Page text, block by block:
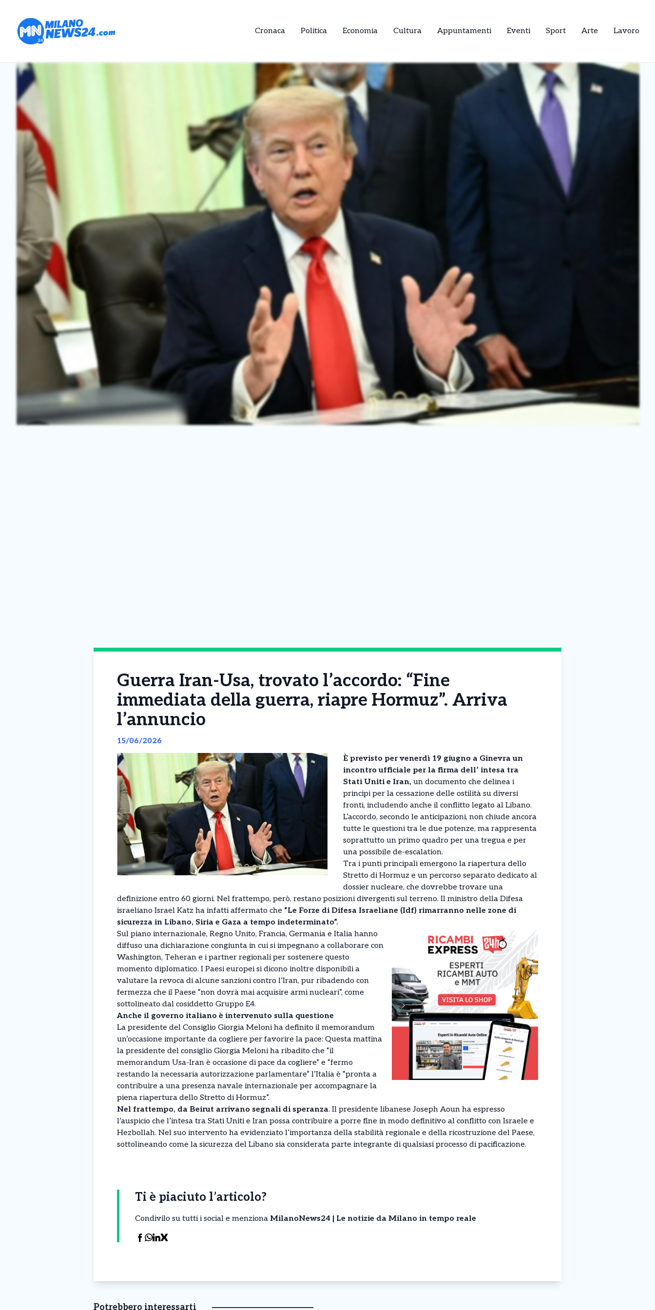
Cronaca Politica Economia Cultura Appuntamenti Eventi Sport Arte Lavoro
Guerra Iran-Usa, trovato l’accordo: “Fine
immediata della guerra, riapre Hormuz”. Arriva
l’annuncio
15/06/2026
È previsto per venerdì 19 giugno a Ginevra un
incontro ufficiale per la firma dell’ intesa tra
Stati Uniti e Iran, un documento che delinea i
principi per la cessazione delle ostilità su diversi
fronti, includendo anche il conflitto legato al Libano.
L’accordo, secondo le anticipazioni, non chiude ancora
tutte le questioni tra le due potenze, ma rappresenta
soprattutto un primo quadro per una tregua e per
una possibile de-escalation.
Tra i punti principali emergono la riapertura dello
Stretto di Hormuz e un percorso separato dedicato al
dossier nucleare, che dovrebbe trovare una
definizione entro 60 giorni. Nel frattempo, però, restano posizioni divergenti sul terreno. Il ministro della Difesa
israeliano Israel Katz ha infatti affermato che “Le Forze di Difesa Israeliane (Idf) rimarranno nelle zone di
sicurezza in Libano, Siria e Gaza a tempo indeterminato”.
Sul piano internazionale, Regno Unito, Francia, Germania e Italia hanno
diffuso una dichiarazione congiunta in cui si impegnano a collaborare con
Washington, Teheran e i partner regionali per sostenere questo
momento diplomatico. I Paesi europei si dicono inoltre disponibili a
valutare la revoca di alcune sanzioni contro l’Iran, pur ribadendo con
fermezza che il Paese “non dovrà mai acquisire armi nucleari”, come
sottolineato dal cosiddetto Gruppo E4.
Anche il governo italiano è intervenuto sulla questione
La presidente del Consiglio Giorgia Meloni ha definito il memorandum
un’occasione importante da cogliere per favorire la pace: Questa mattina
la presidente del consiglio Giorgia Meloni ha ribadito che “il
memorandum Usa-Iran è occasione di pace da cogliere” e “fermo
restando la necessaria autorizzazione parlamentare” l’Italia è “pronta a
contribuire a una presenza navale internazionale per accompagnare la
piena riapertura dello Stretto di Hormuz”.
Nel frattempo, da Beirut arrivano segnali di speranza. Il presidente libanese Joseph Aoun ha espresso
l’auspicio che l’intesa tra Stati Uniti e Iran possa contribuire a porre fine in modo definitivo al conflitto con Israele e
Hezbollah. Nel suo intervento ha evidenziato l’importanza della stabilità regionale e della ricostruzione del Paese,
sottolineando come la sicurezza del Libano sia considerata parte integrante di qualsiasi processo di pacificazione.
Ti è piaciuto l’articolo?
Condivilo su tutti i social e menziona MilanoNews24 | Le notizie da Milano in tempo reale
Potrebbero interessarti